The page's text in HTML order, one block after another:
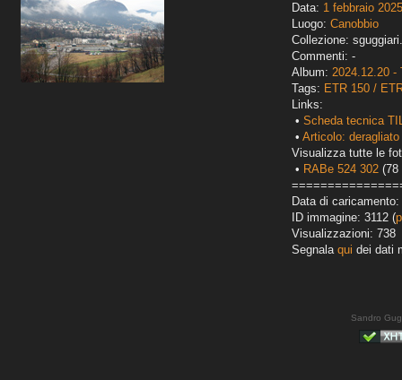
Data: 1 febbraio 2025
Luogo: Canobbio
Collezione:
Commenti: -
Album: 2024.12.20 -
Tags: ETR 150 /
Links:
• Scheda tecnica
• Articolo:
Visualizza tutte le
• RABe 524 302 (78
Data di
ID immagine: 3112 (
Visualizzazioni: 738
Segnala qui dei dati
Sandro